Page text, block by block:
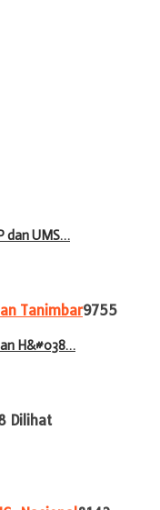
dan UMS…
Tanimbar9755
H&#038…
Dilihat